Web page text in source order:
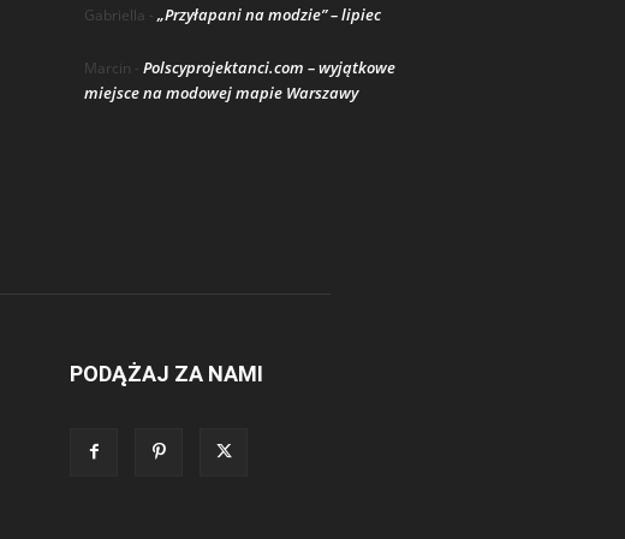
Gabriella -„Przyłapani na modzie” – lipiec
Marcin - Polscyprojektanci.com – wyjątkowe
miejsce na modowej mapie Warszawy
PODĄŻAJ ZA NAMI